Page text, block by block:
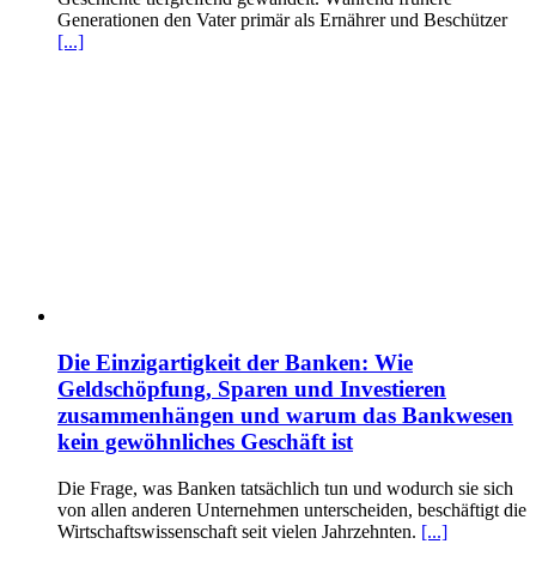
Generationen den Vater primär als Ernährer und Beschützer
[...]
Die Einzigartigkeit der Banken: Wie
Geldschöpfung, Sparen und Investieren
zusammenhängen und warum das Bankwesen
kein gewöhnliches Geschäft ist
Die Frage, was Banken tatsächlich tun und wodurch sie sich
von allen anderen Unternehmen unterscheiden, beschäftigt die
Wirtschaftswissenschaft seit vielen Jahrzehnten. [...]